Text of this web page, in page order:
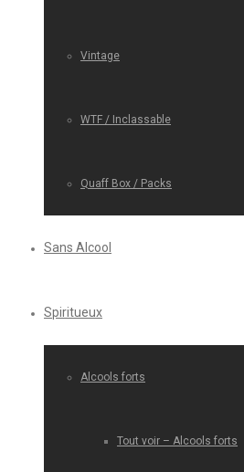
Vintage
WTF / Inclassable
Quaff Box / Packs
Sans Alcool
Spiritueux
Alcools forts
Tout voir – Alcools forts